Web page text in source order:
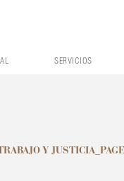
SERVICIOS
Y